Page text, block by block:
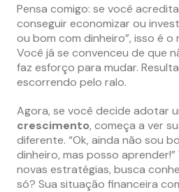
Pensa comigo: se você
conseguir economizar ou
ou bom com dinheiro”, isso é
Você já se convenceu de que
faz esforço para mudar.
escorrendo pelo ralo.
Agora, se você decide adotar
crescimento, começa a ver
diferente. “Ok, ainda não sou
dinheiro, mas posso
novas estratégias, busca
só? Sua situação financeira